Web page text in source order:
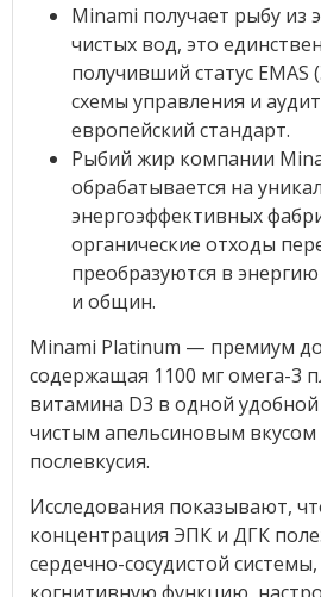
Minami получает рыбу из
чистых вод, это
получивший статус EMAS
схемы управления и
европейский стандарт.
Рыбий жир компании
обрабатывается на
энергоэффективных
органические отходы
преобразуются в
и общин.
Minami Platinum — премиум
содержащая 1100 мг омега-3
витамина D3 в одной удобной
чистым апельсиновым вкусом
послевкусия.
Исследования показывают,
концентрация ЭПК и ДГК
сердечно-сосудистой